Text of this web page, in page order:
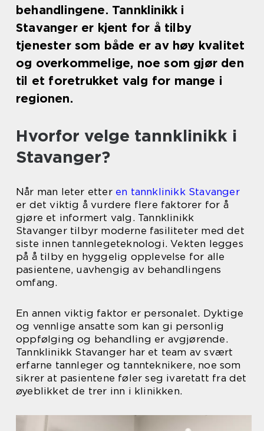
behandlingene. Tannklinikk i
Stavanger er kjent for å tilby
tjenester som både er av høy kvalitet
og overkommelige, noe som gjør den
til et foretrukket valg for mange i
regionen.
Hvorfor velge tannklinikk i
Stavanger?
Når man leter etter en tannklinikk Stavanger
er det viktig å vurdere flere faktorer for å
gjøre et informert valg. Tannklinikk
Stavanger tilbyr moderne fasiliteter med det
siste innen tannlegeteknologi. Vekten legges
på å tilby en hyggelig opplevelse for alle
pasientene, uavhengig av behandlingens
omfang.
En annen viktig faktor er personalet. Dyktige
og vennlige ansatte som kan gi personlig
oppfølging og behandling er avgjørende.
Tannklinikk Stavanger har et team av svært
erfarne tannleger og tannteknikere, noe som
sikrer at pasientene føler seg ivaretatt fra det
øyeblikket de trer inn i klinikken.